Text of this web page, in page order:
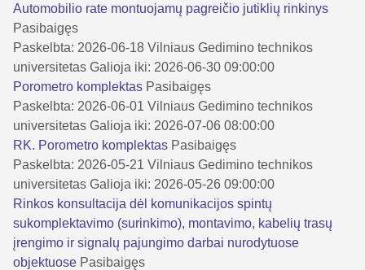
Automobilio rate montuojamų pagreičio jutiklių rinkinys
Pasibaigęs
Paskelbta: 2026-06-18 Vilniaus Gedimino technikos
universitetas Galioja iki: 2026-06-30 09:00:00
Porometro komplektas Pasibaigęs
Paskelbta: 2026-06-01 Vilniaus Gedimino technikos
universitetas Galioja iki: 2026-07-06 08:00:00
RK. Porometro komplektas Pasibaigęs
Paskelbta: 2026-05-21 Vilniaus Gedimino technikos
universitetas Galioja iki: 2026-05-26 09:00:00
Rinkos konsultacija dėl komunikacijos spintų
sukomplektavimo (surinkimo), montavimo, kabelių trasų
įrengimo ir signalų pajungimo darbai nurodytuose
objektuose Pasibaigęs